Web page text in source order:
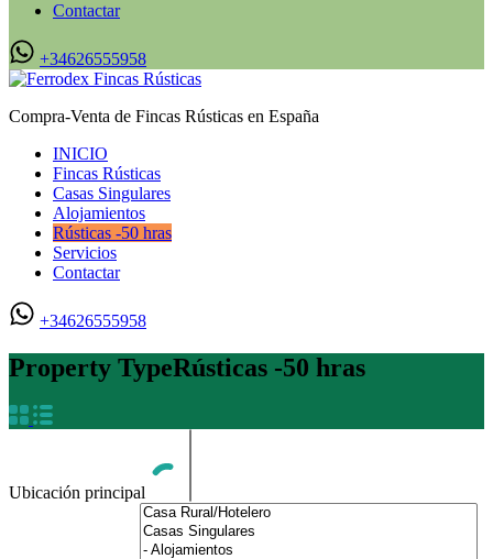
Contactar
+34626555958
Compra-Venta de Fincas Rústicas en España
INICIO
Fincas Rústicas
Casas Singulares
Alojamientos
Rústicas -50 hras
Servicios
Contactar
+34626555958
Property TypeRústicas -50 hras
Ubicación principal